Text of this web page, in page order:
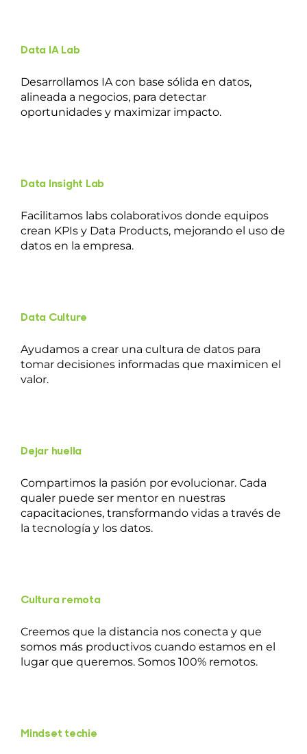
Data IA Lab
Desarrollamos IA con base sólida en datos,
alineada a negocios, para detectar
oportunidades y maximizar impacto.
Data Insight Lab
Facilitamos labs colaborativos donde equipos
crean KPIs y Data Products, mejorando el uso de
datos en la empresa.
Data Culture
Ayudamos a crear una cultura de datos para
tomar decisiones informadas que maximicen el
valor.
Dejar huella
Compartimos la pasión por evolucionar. Cada
qualer puede ser mentor en nuestras
capacitaciones, transformando vidas a través de
la tecnología y los datos.
Cultura remota
Creemos que la distancia nos conecta y que
somos más productivos cuando estamos en el
lugar que queremos. Somos 100% remotos.
Mindset techie